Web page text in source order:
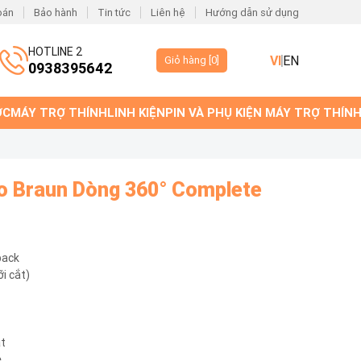
Bảo hành Tin tức Liên hệ Hướng dẫn sử dụng
HOTLINE 2
0938395642 Giỏ hàng [ 0] VIEN
MÁY TRỢ THÍNHLINH KIỆNPIN VÀ PHỤ KIỆN MÁY TRỢ THÍNH
Braun Dòng 360° Complete
cắt)